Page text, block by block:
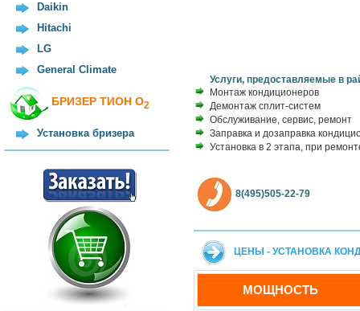
Daikin
Hitachi
LG
General Climate
БРИЗЕР ТИОН О2
Установка бризера
Услуги, предоставляемые в
Монтаж кондиционеров
Демонтаж сплит-систем
Обслуживание, сервис, ремонт
Заправка и дозаправка
Установка в 2 этапа, при
8(495)505-22-79
ЦЕНЫ - УСТАНОВКА
МОЩНОСТЬ